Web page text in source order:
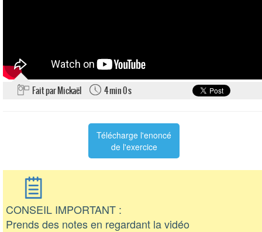
Fait par Mickaël 4 min 0 s
Télécharge l'enoncé
de l'exercice
CONSEIL IMPORTANT :
Prends des notes en regardant la vidéo